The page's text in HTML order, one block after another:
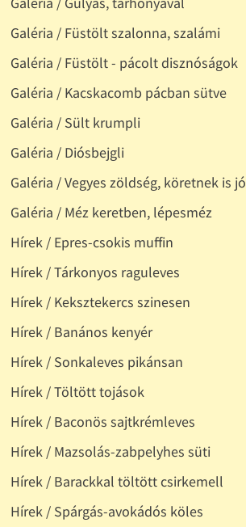
Galéria / Füstölt szalonna, szalámi
Galéria / Füstölt - pácolt disznóságok
Galéria / Kacskacomb pácban sütve
Galéria / Sült krumpli
Galéria / Diósbejgli
Galéria / Vegyes zöldség, köretnek is jó
Galéria / Méz keretben, lépesméz
Hírek / Epres-csokis muffin
Hírek / Tárkonyos raguleves
Hírek / Keksztekercs szinesen
Hírek / Banános kenyér
Hírek / Sonkaleves pikánsan
Hírek / Töltött tojások
Hírek / Baconös sajtkrémleves
Hírek / Mazsolás-zabpelyhes süti
Hírek / Barackkal töltött csirkemell
Hírek / Spárgás-avokádós köles